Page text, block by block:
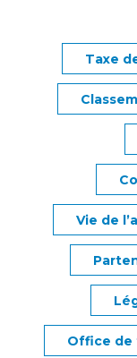
Taxe
Vie de
Office de